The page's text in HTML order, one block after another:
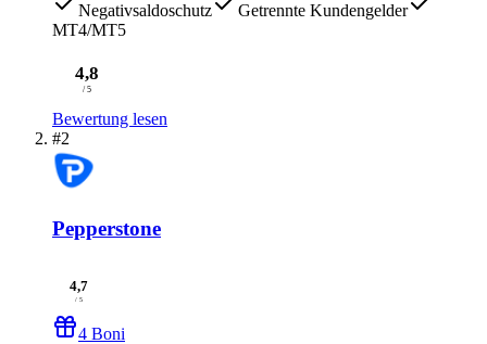
Negativsaldoschutz
Getrennte Kundengelder
MT4/MT5
4,8
/ 5
Bewertung lesen
#2
Pepperstone
4,7
/ 5
4 Boni